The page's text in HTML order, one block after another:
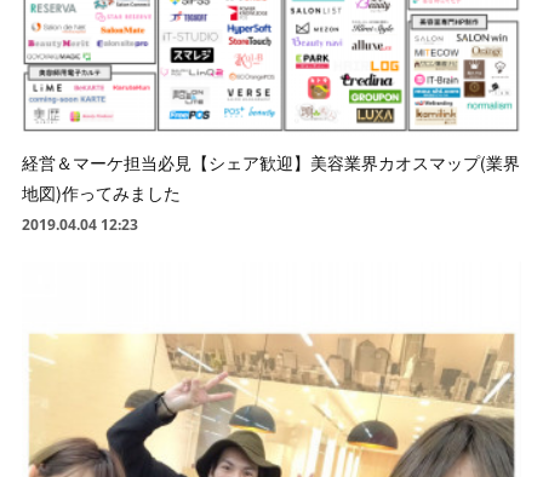
経営＆マーケ担当必見【シェア歓迎】美容業界カオスマップ(業界
地図)作ってみました
2019.04.04 12:23